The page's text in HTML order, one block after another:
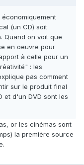
(un CD) soit
Quand on voit que
en oeuvre pour
à celle pour un
: les
pas comment
sur le produit final
et d'un DVD sont les
or les cinémas sont
la première source